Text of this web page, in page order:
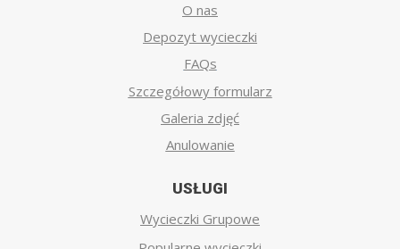
O nas
Depozyt wycieczki
FAQs
Szczegółowy formularz
Galeria zdjęć
Anulowanie
USŁUGI
Wycieczki Grupowe